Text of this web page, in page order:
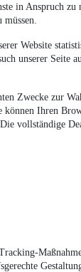
in Anspruch
Website
unserer Seite
Zwecke zur
Ihren
vollständige